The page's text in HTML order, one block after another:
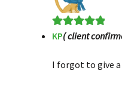
Note5sur 5
KP( client
I forgot to give